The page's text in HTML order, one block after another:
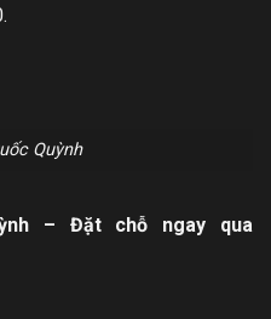
Quỳnh
– Đặt chỗ ngay qua